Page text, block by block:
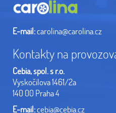
E-mail:carolina@carolina.cz
Kontakty na
Cebia, spol. s r.o.
Vyskočilova 1461/2a
140 00 Praha 4
E-mail:cebia@cebia.cz